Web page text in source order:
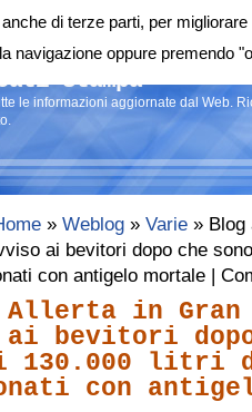
stampa
le informazioni aggiornate dal Web.
» Weblog » Varie » Blog
ai bevitori dopo che
con antigelo mortale |
in Gran
ai bevitori
130.000 litri
con
di terze parti, per
navigazione oppure premendo